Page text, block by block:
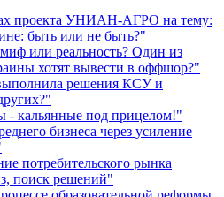
проекта УНИАН-АГРО на тему:
быть или не быть?"
или реальность? Один из
хотят вывести в оффшор?"
решения КСУ и
- кальянные под прицелом!"
бизнеса через усиление
потребительского рынка
поиск решений"